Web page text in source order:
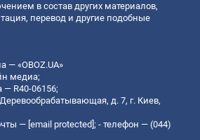
в состав других материалов,
перевод и другие подобные
— «OBOZ.UA»
медиа;
R40-06156;
д. 7, г. Киев,
— [email protected] ; - телефон — (044)